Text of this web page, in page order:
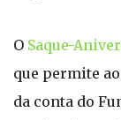
O Saque-
que permite
da conta do